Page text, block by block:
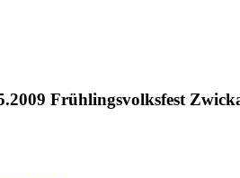
Frühlingsvolksfest